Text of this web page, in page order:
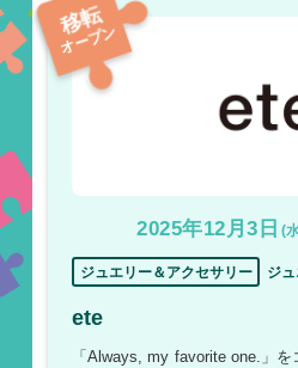
移転
オープン
2025年12月3日 (
ジュエリー＆アクセサリー ジ
ete
「Always, my favorite one.」